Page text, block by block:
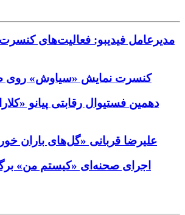
مدیرعامل فیدیبو: فعالیت‌های کنسرت
کنسرت‌ نمایش «سیاوش» روی
دهمین فستیوال رقابتی پیانو
علیرضا قربانی «گل‌های باران
اجرای صحنه‌ای «کیستم من»